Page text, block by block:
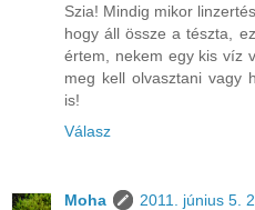
Szia! Mindig mikor
hogy áll össze a tészta,
értem, nekem egy kis víz
meg kell olvasztani vagy
is!
Válasz
Moha
2011. június 5.